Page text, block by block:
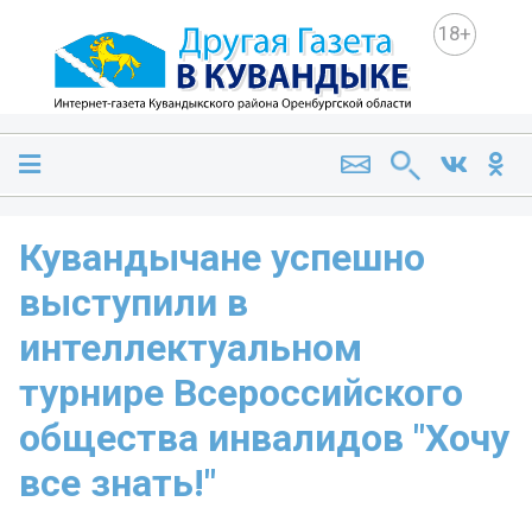
18+
Кувандычане успешно
выступили в
интеллектуальном
турнире Всероссийского
общества инвалидов "Хочу
все знать!"